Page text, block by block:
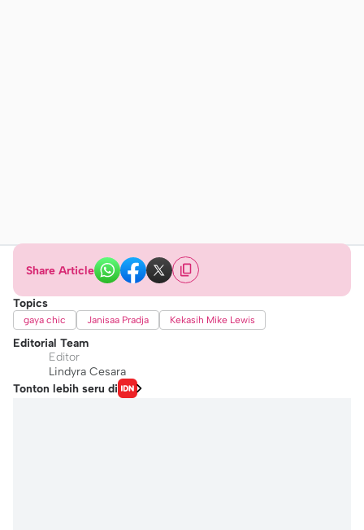
Share Article
Topics
gaya chic Janisaa Pradja Kekasih Mike Lewis
Editorial Team
Editor
Lindyra Cesara
Tonton lebih seru di